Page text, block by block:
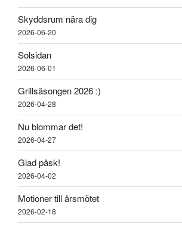
Skyddsrum nära dig
2026-06-20
Solsidan
2026-06-01
Grillsäsongen 2026 :)
2026-04-28
Nu blommar det!
2026-04-27
Glad påsk!
2026-04-02
Motioner till årsmötet
2026-02-18